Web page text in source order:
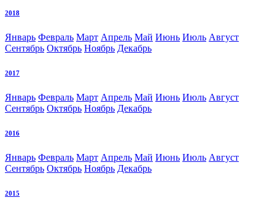
2018
Январь Февраль Март Апрель Май Июнь Июль Август
Сентябрь Октябрь Ноябрь Декабрь
2017
Январь Февраль Март Апрель Май Июнь Июль Август
Сентябрь Октябрь Ноябрь Декабрь
2016
Январь Февраль Март Апрель Май Июнь Июль Август
Сентябрь Октябрь Ноябрь Декабрь
2015